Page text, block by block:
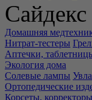
Сайдекс
Домашняя
Нитрат-тестеры
Аптечки,
Экология дома
Солевые лампы
Ортопедические
Корсеты,